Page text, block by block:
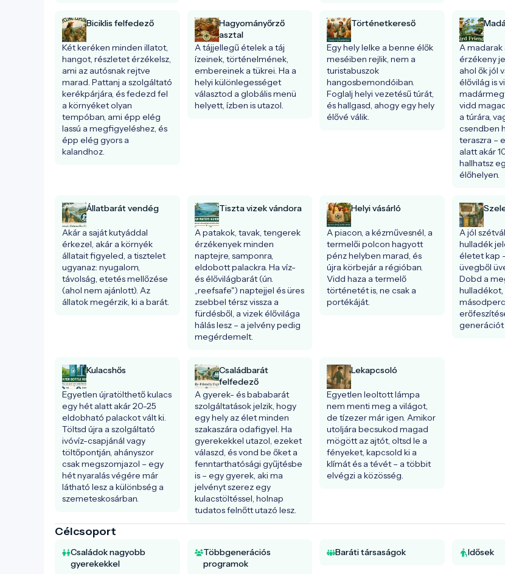
Biciklis felfedező
Két keréken minden illatot,
hangot, részletet érzékelsz,
ami az autósnak rejtve
marad. Pattanj a szolgáltató
kerékpárjára, és fedezd fel
a környéket olyan
tempóban, ami épp elég
lassú a megfigyeléshez, és
épp elég gyors a
kalandhoz.
Hagyományőrző
asztal
A tájjellegű ételek a táj
ízeinek, történelmének,
embereinek a tükrei. Ha a
helyi különlegességet
választod a globális menü
helyett, ízben is utazol.
Történetkereső
Egy hely lelke a benne élők
meséiben rejlik, nem a
turistabuszok
hangosbemondóiban.
Foglalj helyi vezetésű túrát,
és hallgasd, ahogy egy hely
élővé válik.
A
érzékeny
ahol ők jól
élővilág is
vidd
a túrára,
csendben
teraszra –
alatt akár
hallhatsz
élőhelyen.
Állatbarát vendég
Akár a saját kutyáddal
érkezel, akár a környék
állatait figyeled, a tisztelet
ugyanaz: nyugalom,
távolság, etetés mellőzése
(ahol nem ajánlott). Az
állatok megérzik, ki a barát.
Tiszta vizek vándora
A patakok, tavak, tengerek
érzékenyek minden
naptejre, samponra,
eldobott palackra. Ha víz-
és élővilágbarát (ún.
„reefsafe") naptejjel és üres
zsebbel térsz vissza a
fürdésből, a vizek élővilága
hálás lesz – a jelvény pedig
megérdemelt.
Helyi vásárló
A piacon, a kézművesnél, a
termelői polcon hagyott
pénz helyben marad, és
újra körbejár a régióban.
Vidd haza a termelő
történetét is, ne csak a
portékáját.
A jól
hulladék
életet kap
üvegből
Dobd a
hulladékot,
generációt
Kulacshős
Egyetlen újratölthető kulacs
egy hét alatt akár 20-25
eldobható palackot vált ki.
Töltsd újra a szolgáltató
ivóvíz-csapjánál vagy
töltőpontján, ahányszor
csak megszomjazol – egy
hét nyaralás végére már
látható lesz a különbség a
szemeteskosárban.
Családbarát
felfedező
A gyerek- és bababarát
szolgáltatások jelzik, hogy
egy hely az élet minden
szakaszára odafigyel. Ha
gyerekekkel utazol, ezeket
válaszd, és vond be őket a
fenntarthatósági gyűjtésbe
is – egy gyerek, aki ma
jelvényt szerez egy
kulacstöltéssel, holnap
tudatos felnőtt utazó lesz.
Lekapcsoló
Egyetlen leoltott lámpa
nem menti meg a világot,
de tízezer már igen. Amikor
utoljára becsukod magad
mögött az ajtót, oltsd le a
fényeket, kapcsold ki a
klímát és a tévét – a többit
elvégzi a közösség.
Célcsoport
Családok nagyobb
gyerekekkel
Többgenerációs
programok
Baráti társaságok Idősek